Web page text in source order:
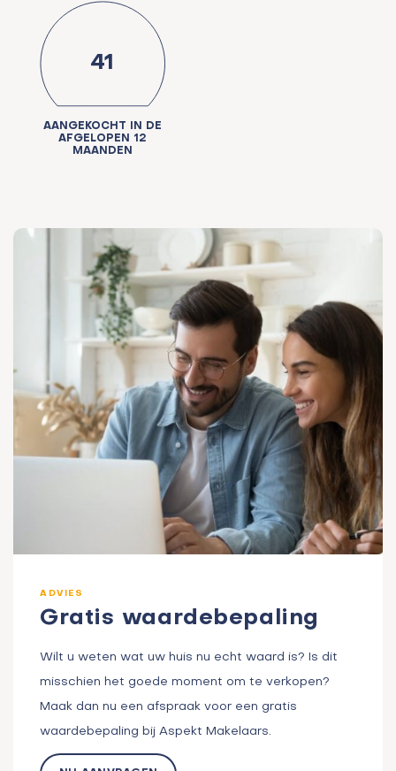
41
AANGEKOCHT IN DE
AFGELOPEN 12
MAANDEN
ADVIES
Gratis waardebepaling
Wilt u weten wat uw huis nu echt waard is? Is dit
misschien het goede moment om te verkopen?
Maak dan nu een afspraak voor een gratis
waardebepaling bij Aspekt Makelaars.